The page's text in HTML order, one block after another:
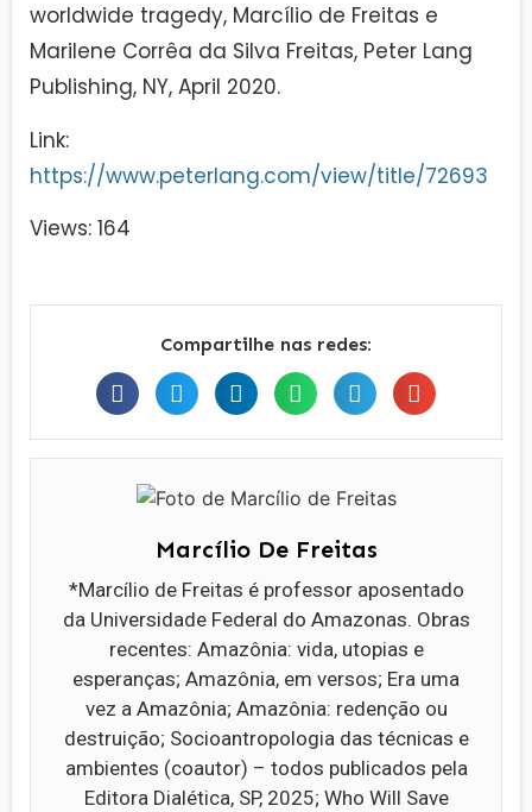
worldwide tragedy, Marcílio de Freitas e
Marilene Corrêa da Silva Freitas, Peter Lang
Publishing, NY, April 2020.
Link:
https://www.peterlang.com/view/title/72693
Views: 164
Compartilhe nas redes:
Marcílio De Freitas
*Marcílio de Freitas é professor aposentado
da Universidade Federal do Amazonas. Obras
recentes: Amazônia: vida, utopias e
esperanças; Amazônia, em versos; Era uma
vez a Amazônia; Amazônia: redenção ou
destruição; Socioantropologia das técnicas e
ambientes (coautor) – todos publicados pela
Editora Dialética, SP, 2025; Who Will Save